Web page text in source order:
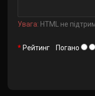
Увага: HTML не
Рейтинг Погано